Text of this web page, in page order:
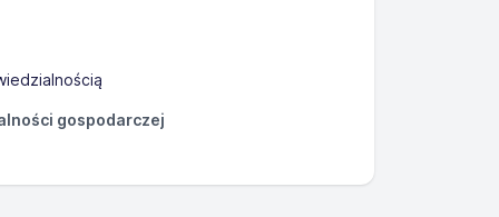
gospodarczej